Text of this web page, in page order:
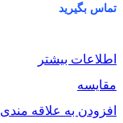
تماس بگیرید
اطلاعات بیشتر
مقایسه
افزودن به علاقه مندی